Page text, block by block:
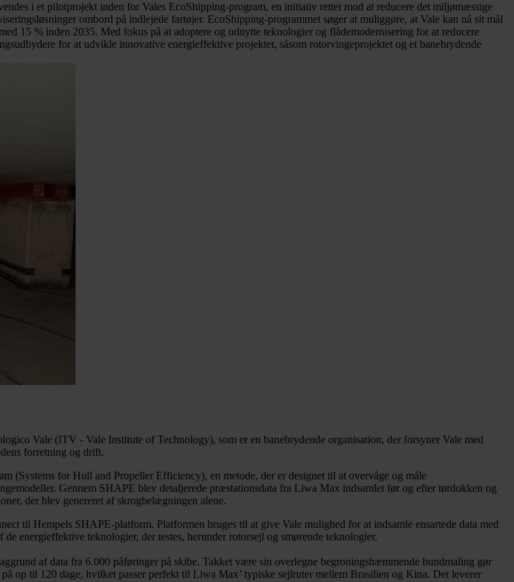
i et pilotprojekt inden for Vales EcoShipping-program, en initiativ rettet mod at reducere det miljømæssige
ombord på indlejede fartøjer. EcoShipping-programmet søger at muliggøre, at Vale kan nå sit mål
15 % inden 2035. Med fokus på at adoptere og udnytte teknologier og flådemodernisering for at reducere
for at udvikle innovative energieffektive projekter, såsom rotorvingeprojektet og et banebrydende
Vale (ITV - Vale Institute of Technology), som er en banebrydende organisation, der forsyner Vale med
forretning og drift.
(Systems for Hull and Propeller Efficiency), en metode, der er designet til at overvåge og måle
Gennem SHAPE blev detaljerede præstationsdata fra Liwa Max indsamlet før og efter tørdokken og
der blev genereret af skrogbelægningen alene.
til Hempels SHAPE-platform. Platformen bruges til at give Vale mulighed for at indsamle ensartede data med
energieffektive teknologier, der testes, herunder rotorsejl og smørende teknologier.
af data fra 6.000 påføringer på skibe. Takket være sin overlegne begroningshæmmende bundmaling gør
op til 120 dage, hvilket passer perfekt til Liwa Max’ typiske sejlruter mellem Brasilien og Kina. Det leverer